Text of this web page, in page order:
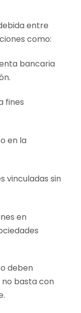
entre
como:
bancaria
fines
en la
vinculadas sin
en
deben
basta con